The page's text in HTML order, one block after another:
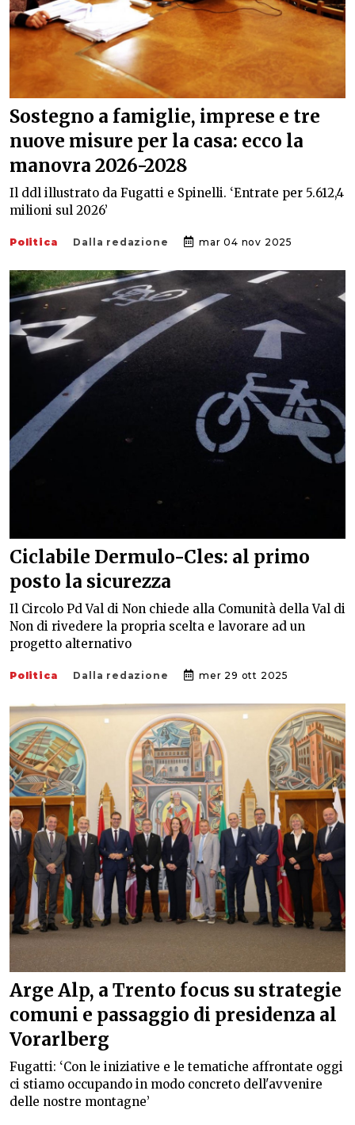
Sostegno a famiglie, imprese e tre
nuove misure per la casa: ecco la
manovra 2026-2028
Il ddl illustrato da Fugatti e Spinelli. ‘Entrate per 5.612,4
milioni sul 2026’
Politica Dalla redazione mar 04 nov 2025
Ciclabile Dermulo-Cles: al primo
posto la sicurezza
Il Circolo Pd Val di Non chiede alla Comunità della Val di
Non di rivedere la propria scelta e lavorare ad un
progetto alternativo
Politica Dalla redazione mer 29 ott 2025
Arge Alp, a Trento focus su strategie
comuni e passaggio di presidenza al
Vorarlberg
Fugatti: ‘Con le iniziative e le tematiche affrontate oggi
ci stiamo occupando in modo concreto dell'avvenire
delle nostre montagne’